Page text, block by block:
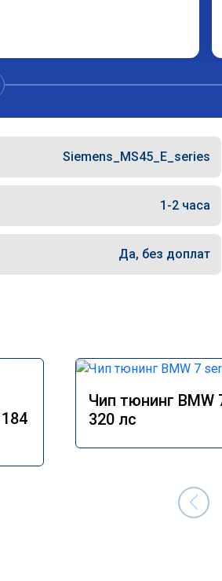
Siemens_MS45_E_series
1-2 часа
Да, без доплат
Чип тюнинг BMW
320 лс